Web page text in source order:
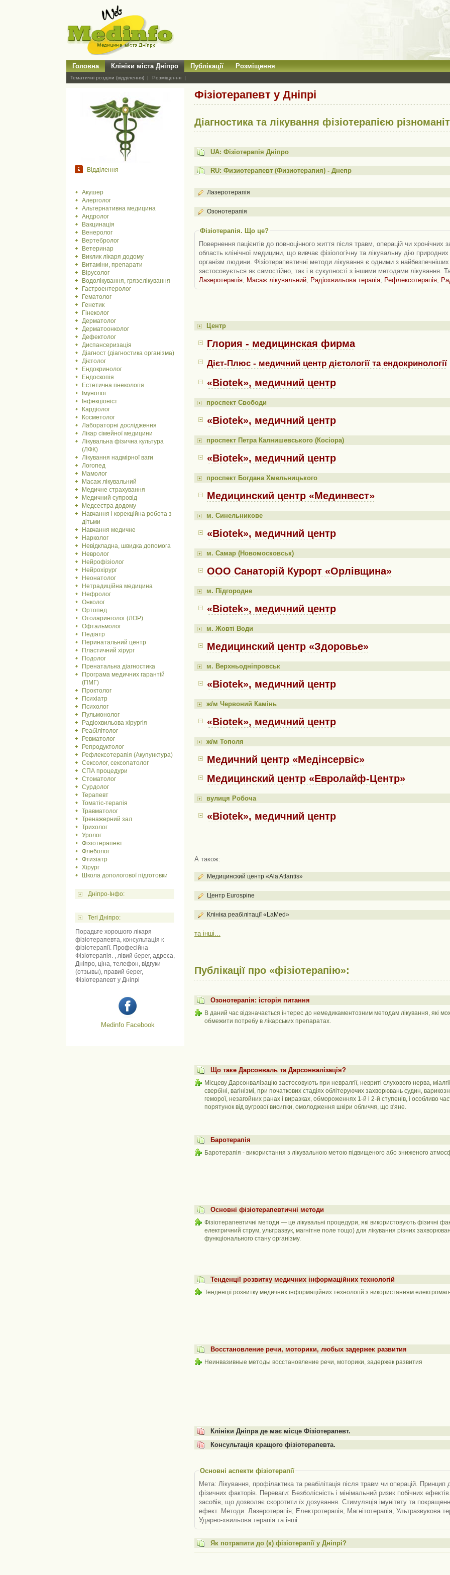
Головна Клініки міста Дніпро Публікації Розміщення
Тематичні розділи (відділення) Розміщення
Відділення
Акушер
Алерголог
Альтернативна медицина
Андролог
Вакцинація
Венеролог
Вертебролог
Ветеринар
Виклик лікаря додому
Витаміни, препарати
Вірусолог
Водолікування, грязелікування
Гастроентеролог
Гематолог
Генетик
Гінеколог
Дерматолог
Дерматоонколог
Дефектолог
Диспансеризація
Діагност (діагностика організма)
Дієтолог
Ендокринолог
Ендоскопія
Естетична гінекологія
Імунолог
Інфекціоніст
Кардіолог
Косметолог
Лабораторні дослідження
Лікар сімейної медицини
Лікувальна фізична культура
(ЛФК)
Лікування надмірної ваги
Логопед
Мамолог
Масаж лікувальний
Медичне страхування
Медичний супровід
Медсестра додому
Навчання і корекційна робота з
дітьми
Навчання медичне
Нарколог
Невідкладна, швидка допомога
Невролог
Нейрофізіолог
Нейрохірург
Неонатолог
Нетрадиційна медицина
Нефролог
Онколог
Ортопед
Отоларинголог (ЛОР)
Офтальмолог
Педіатр
Перинатальний центр
Пластичний хірург
Подолог
Пренатальна діагностика
Програма медичних гарантій
(ПМГ)
Проктолог
Психіатр
Психолог
Пульмонолог
Радіохвильова хірургія
Реабілітолог
Ревматолог
Репродуктолог
Рефлексотерапія (Акупунктура)
Сексолог, сексопатолог
СПА процедури
Стоматолог
Сурдолог
Терапевт
Томатіс-терапія
Травматолог
Тренажерний зал
Трихолог
Уролог
Фізіотерапевт
Флеболог
Фтизіатр
Хірург
Школа допологової підготовки
Дніпро-Інфо:
Тегі Дніпро:
Порадьте хорошого лікаря
фізіотерапевта, консультація к
фізіотерапії. Професійна
Фізіотерапія. , лівий берег, адреса,
Дніпро, ціна, телефон, відгуки
(отзывы), правий берег,
Фізіотерапевт у Дніпрі
Medinfo Facebook
Фізіотерапевт у Дніпрі
Діагностика та лікування фізіотерапією
UA: Фізіотерапія Дніпро
RU: Физиотерапевт (Физиотерапия) - Днепр
Лазеротерапія
Озонотерапія
Фізіотерапія. Що це?
Повернення пацієнтів до повноцінного життя після травм, операцій чи хронічних
область клінічної медицини, що вивчає фізіологічну та лікувальну дію
організм людини. Фізіотерапевтичні методи лікування є одними з найбезпечніших
застосовується як самостійно, так і в сукупності з іншими методами лікування.
Лазеротерапія; Масаж лікувальний; Радіохвильова терапія; Рефлексотерапія;
Центр
Глория - медицинская фирма
Дієт-Плюс - медичний центр дієтології та ендокринології
«Biotek», медичний центр
проспект Свободи
«Biotek», медичний центр
проспект Петра Калнишевського (Косіора)
«Biotek», медичний центр
проспект Богдана Хмельницького
Медицинский центр «Мединвест»
м. Синельникове
«Biotek», медичний центр
м. Самар (Новомосковськ)
ООО Санаторій Курорт «Орлівщина»
м. Підгородне
«Biotek», медичний центр
м. Жовті Води
Медицинский центр «Здоровье»
м. Верхньодніпровськ
«Biotek», медичний центр
ж/м Червоний Камінь
«Biotek», медичний центр
ж/м Тополя
Медичний центр «Медінсервіс»
Медицинский центр «Евролайф-Центр»
вулиця Робоча
«Biotek», медичний центр
А також:
Медицинский центр «Ala Atlantis»
Центр Eurospine
Клініка реабілітації «LaMed»
та інші...
Публікації про «фізіотерапію»:
Озонотерапія: історія питання
В даний час відзначається інтерес до немедикаментозним методам лікування, які
обмежити потребу в лікарських препаратах.
Що таке Дарсонваль та Дарсонвалізація?
Місцеву Дарсонвалізацію застосовують при невралгії, невриті слухового нерва,
свербіні, вагінізмі, при початкових стадіях облітеруючих захворювань судин,
геморої, незагойних ранах і виразках, обмороженнях 1-й і 2-й ступенів, і особливо
порятунок від вугрової висипки, омолодження шкіри обличчя, що в'яне.
Баротерапія
Баротерапія - використання з лікувальною метою підвищеного або зниженого
Основні фізіотерапевтичні методи
Фізіотерапевтичні методи — це лікувальні процедури, які використовують фізичні
електричний струм, ультразвук, магнітне поле тощо) для лікування різних
функціонального стану організму.
Тенденції розвитку медичних інформаційних технологій
Тенденції розвитку медичних інформаційних технологій з використанням
Восстановление речи, моторики, любых задержек развития
Неинвазивные методы восстановление речи, моторики, задержек развития
Клініки Дніпра де має місце Фізіотерапевт.
Консультація кращого фізіотерапевта.
Основні аспекти фізіотерапії
Мета: Лікування, профілактика та реабілітація після травм чи операцій.
фізичних факторів. Переваги: Безболісність і мінімальний ризик побічних
засобів, що дозволяє скоротити їх дозування. Стимуляція імунітету та
ефект. Методи: Лазеротерапія; Електротерапія; Магнітотерапія; Ультразвукова
Ударно-хвильова терапія та інші.
Як потрапити до (к) фізіотерапії у Дніпрі?